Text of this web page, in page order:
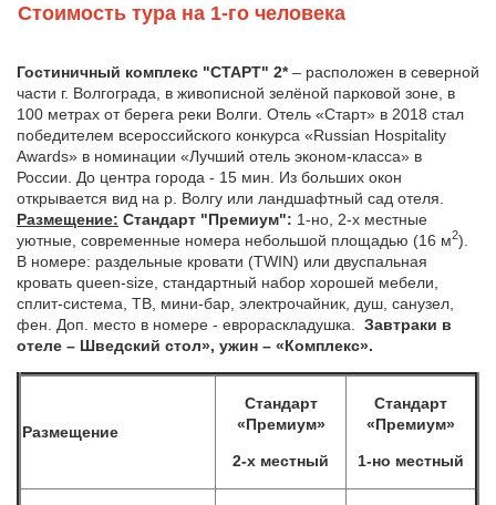
Стоимость тура на 1-го человека
Гостиничный комплекс "СТАРТ" 2*– расположен в северной
части г. Волгограда, в живописной зелёной парковой зоне, в
100 метрах от берега реки Волги. Отель «Старт» в 2018 стал
победителем всероссийского конкурса «Russian Hospitality
Awards» в номинации «Лучший отель эконом-класса» в
России. До центра города - 15 мин. Из больших окон
открывается вид на р. Волгу или ландшафтный сад отеля.
Размещение: Стандарт "Премиум": 1-но, 2-х местные
уютные, современные номера небольшой площадью (16 м2).
В номере: раздельные кровати (TWIN) или двуспальная
кровать queen-size, стандартный набор хорошей мебели,
сплит-система, ТВ, мини-бар, электрочайник, душ, санузел,
фен. Доп. место в номере - еврораскладушка. Завтраки в
отеле – Шведский стол», ужин – «Комплекс».
Размещение
Стандарт
«Премиум»
2-х местный
Стандарт
«Премиум»
1-но местный